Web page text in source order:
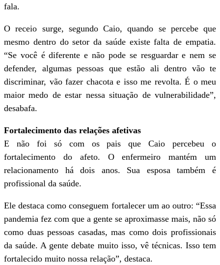
fala.
O receio surge, segundo Caio, quando se percebe que
mesmo dentro do setor da saúde existe falta de empatia.
“Se você é diferente e não pode se resguardar e nem se
defender, algumas pessoas que estão ali dentro vão te
discriminar, vão fazer chacota e isso me revolta. É o meu
maior medo de estar nessa situação de vulnerabilidade”,
desabafa.
Fortalecimento das relações afetivas
E não foi só com os pais que Caio percebeu o
fortalecimento do afeto. O enfermeiro mantém um
relacionamento há dois anos. Sua esposa também é
profissional da saúde.
Ele destaca como conseguem fortalecer um ao outro: “Essa
pandemia fez com que a gente se aproximasse mais, não só
como duas pessoas casadas, mas como dois profissionais
da saúde. A gente debate muito isso, vê técnicas. Isso tem
fortalecido muito nossa relação”, destaca.